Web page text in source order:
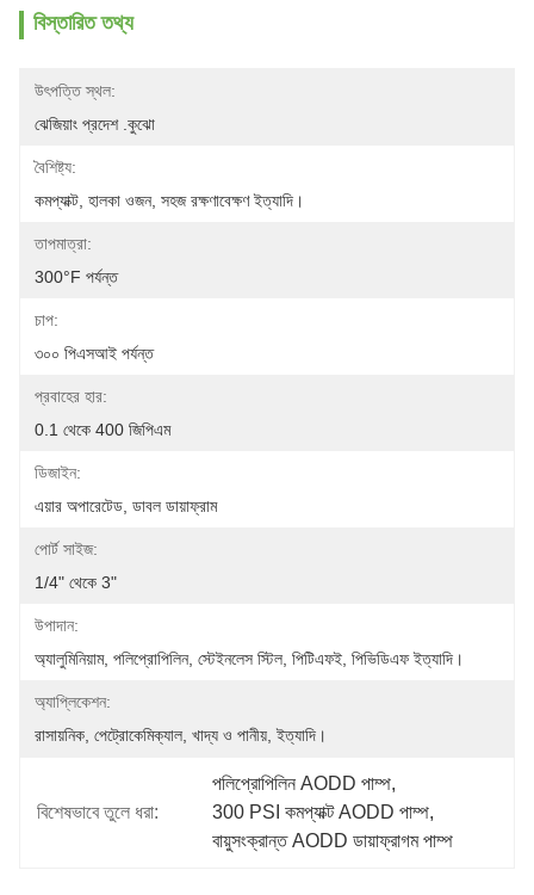
বিস্তারিত তথ্য
উৎপত্তি স্থল:
ঝেজিয়াং প্রদেশ .কুঝো
বৈশিষ্ট্য:
কমপ্যাক্ট, হালকা ওজন, সহজ রক্ষণাবেক্ষণ ইত্যাদি।
তাপমাত্রা:
300°F পর্যন্ত
চাপ:
৩০০ পিএসআই পর্যন্ত
প্রবাহের হার:
0.1 থেকে 400 জিপিএম
ডিজাইন:
এয়ার অপারেটেড, ডাবল ডায়াফ্রাম
পোর্ট সাইজ:
1/4" থেকে 3"
উপাদান:
অ্যালুমিনিয়াম, পলিপ্রোপিলিন, স্টেইনলেস স্টিল, পিটিএফই, পিভিডিএফ ইত্যাদি।
অ্যাপ্লিকেশন:
রাসায়নিক, পেট্রোকেমিক্যাল, খাদ্য ও পানীয়, ইত্যাদি।
বিশেষভাবে তুলে ধরা:
পলিপ্রোপিলিন AODD পাম্প,
300 PSI কমপ্যাক্ট AODD পাম্প,
বায়ুসংক্রান্ত AODD ডায়াফ্রাগম পাম্প